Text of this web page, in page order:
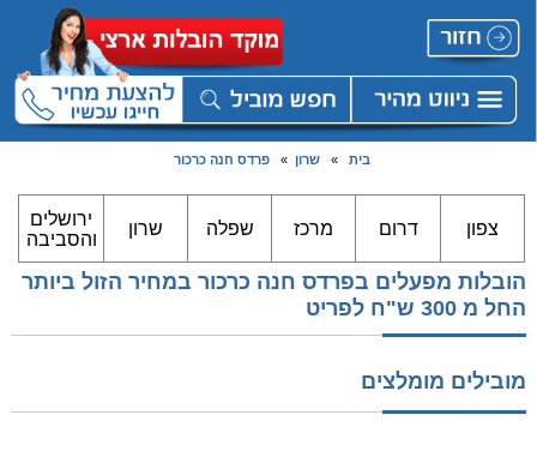
בית » שרון » פרדס חנה כרכור
צפון דרום מרכז שפלה שרון
ירושלים
והסביבה
הובלות מפעלים בפרדס חנה כרכור במחיר הזול ביותר
החל מ 300 ש"ח לפריט
מובילים מומלצים